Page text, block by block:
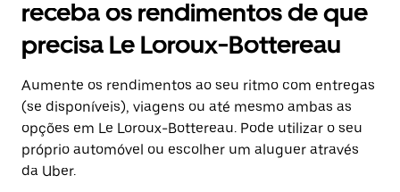
receba os rendimentos de que
precisa Le Loroux-Bottereau
Aumente os rendimentos ao seu ritmo com entregas
(se disponíveis), viagens ou até mesmo ambas as
opções em Le Loroux-Bottereau. Pode utilizar o seu
próprio automóvel ou escolher um aluguer através
da Uber.